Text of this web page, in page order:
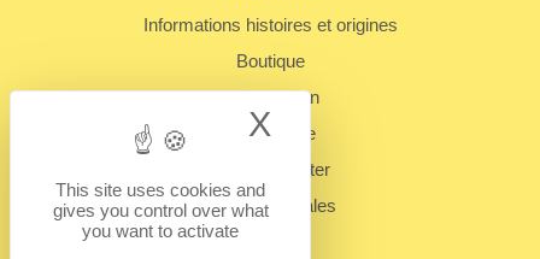
Informations histoires et origines
Boutique
Présentation
Plan du site
Nous contacter
Mentions légales
This site uses cookies and
gives you control over what
you want to activate
X Hide cookie